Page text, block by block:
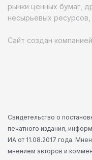
рынки ценных бумаг,
несырьевых
Сайт создан
Свидетельство о
печатного издания,
ИА от 11.08.2017 года.
мнением авторов и